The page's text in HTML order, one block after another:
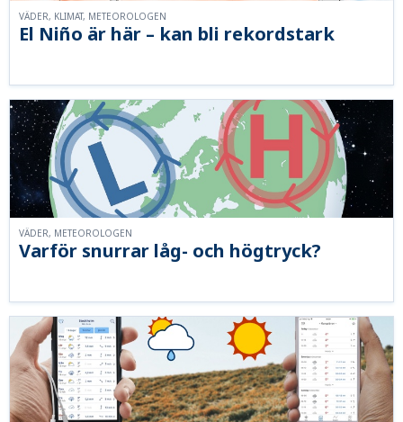
El Niño är här – kan bli rekordstark
VÄDER, KLIMAT, METEOROLOGEN
Varför snurrar låg- och högtryck?
VÄDER, METEOROLOGEN